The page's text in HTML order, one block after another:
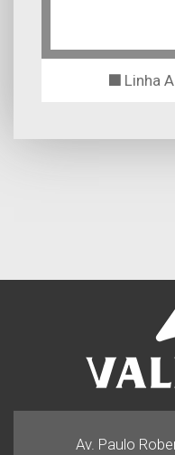
Linha
Av. Paulo